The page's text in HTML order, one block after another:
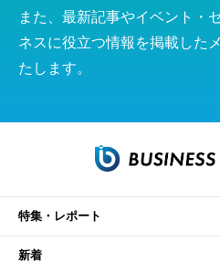
また、最新記事やイベント・
ネスに役立つ情報を掲載した
たします。
特集・レポート
新着